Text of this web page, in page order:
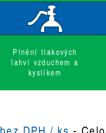
Plnění tlakových
lahví vzduchem a
kyslíkem